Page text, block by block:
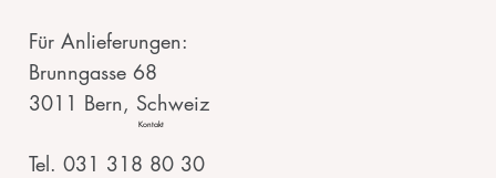
Für Anlieferungen:
Brunngasse 68
3011 Bern, Schweiz
Kontakt
Tel. 031 318 80 30